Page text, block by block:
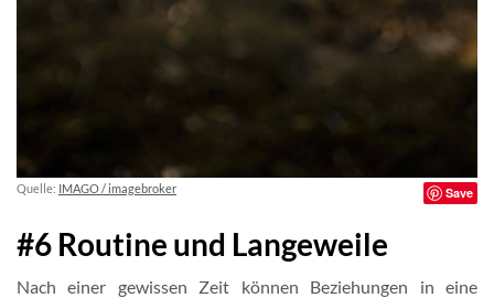
Quelle: IMAGO / imagebroker Save
#6 Routine und Langeweile
Nach einer gewissen Zeit können Beziehungen in eine